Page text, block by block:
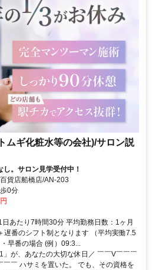
ムギ化粧水等の会社)/サロン説
。サロン見学受付中！
貨店船橋店/AN-203
0分
あたり7時間30分 平均勤務日数：1ヶ月
遅番のシフト制となります （平均実働7.5
早番の場合 (例）09:3...
が、あなたの大切な休日／ ￣￣V￣￣￣
￣￣ ハサミを置いた。 でも、その資格を